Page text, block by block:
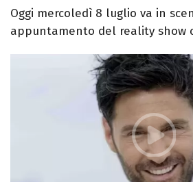
Oggi mercoledì 8 luglio va in
appuntamento del reality show